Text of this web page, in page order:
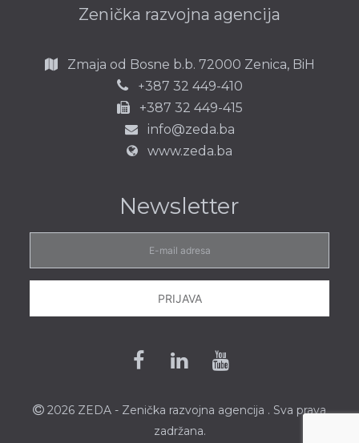
Zenička razvojna agencija
Zmaja od Bosne b.b. 72000 Zenica, BiH
+387 32 449-410
+387 32 449-415
info@zeda.ba
www.zeda.ba
Newsletter
adresa
PRIJAVA
Facebook
LinkedinYoutube
2026 ZEDA - Zenička razvojna agencija . Sva prava
zadržana.